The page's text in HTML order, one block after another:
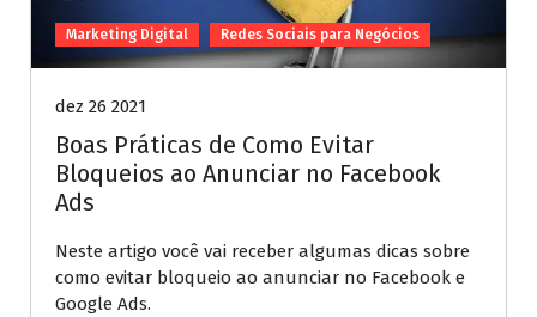
Marketing Digital Redes Sociais para Negócios
dez 26 2021
Boas Práticas de Como Evitar
Bloqueios ao Anunciar no Facebook
Ads
Neste artigo você vai receber algumas dicas sobre
como evitar bloqueio ao anunciar no Facebook e
Google Ads.